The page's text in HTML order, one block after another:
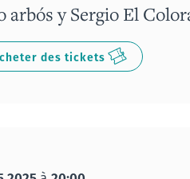
arbós y Sergio El
des tickets